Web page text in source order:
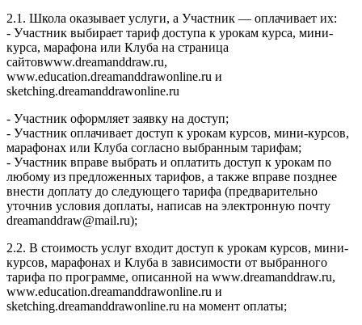
2.1. Школа оказывает услуги, а Участник — оплачивает их:
- Участник выбирает тариф доступа к урокам курса, мини-
курса, марафона или Клуба на страница
сайтовwww.dreamanddraw.ru,
www.education.dreamanddrawonline.ru и
sketching.dreamanddrawonline.ru
- Участник оформляет заявку на доступ;
- Участник оплачивает доступ к урокам курсов, мини-курсов,
марафонах или Клуба согласно выбранным тарифам;
- Участник вправе выбрать и оплатить доступ к урокам по
любому из предложенных тарифов, а также вправе позднее
внести доплату до следующего тарифа (предварительно
уточнив условия доплаты, написав на электронную почту
dreamanddraw@mail.ru);
2.2. В стоимость услуг входит доступ к урокам курсов, мини-
курсов, марафонах и Клуба в зависимости от выбранного
тарифа по программе, описанной на www.dreamanddraw.ru,
www.education.dreamanddrawonline.ru и
sketching.dreamanddrawonline.ru на момент оплаты;